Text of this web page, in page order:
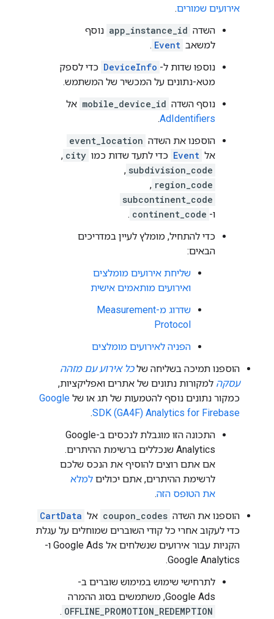
אירועים שמורים.
השדה app_instance_id נוסף
למשאב Event
.
נוספו שדות ל- DeviceInfo כדי לספק
מטא-נתונים על המכשיר של המשתמש.
נוסף השדה mobile_device_id אל
AdIdentifiers
.
הוספנו את השדה event_location
אל Event כדי לתעד שדות כמו city
,‏
subdivision_code
,‏
region_code
, ‏
subcontinent_code
ו- continent_code
.
כדי להתחיל, מומלץ לעיין במדריכים
הבאים:
שליחת אירועים מומלצים
ואירועים מותאמים אישית
שדרוג מ-Measurement
Protocol
הפניה לאירועים מומלצים
הוספנו תמיכה בשליחה שלכל אירוע עם מזהה
עסקה למקורות נתונים של אתרים ואפליקציות,
כמקור נתונים נוסף להטמעות של תג או של Google
Analytics for Firebase ‏(GA4F) SDK
.
התכונה הזו מוגבלת לנכסים ב-Google
Analytics שנכללים ברשימת ההיתרים.
אם אתם רוצים להוסיף את הנכס שלכם
לרשימת ההיתרים, אתם יכולים למלא
את הטופס הזה.
הוספנו את השדה coupon_codes אל CartData
כדי לעקוב אחרי כל קודי השוברים שמוחלים על עגלת
הקניות עבור אירועים שנשלחים אל Google Ads ו-
Google Analytics.
לתרחישי שימוש במימוש שוברים ב-
Google Ads, משתמשים בסוג ההמרה
OFFLINE_PROMOTION_REDEMPTION
.